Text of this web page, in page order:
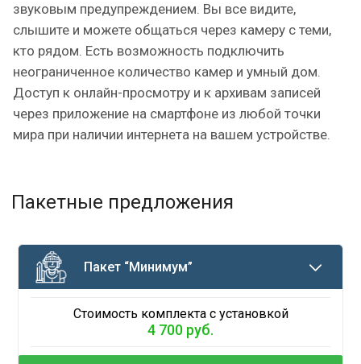
звуковым предупреждением. Вы все видите,
слышите и можете общаться через камеру с теми,
кто рядом. Есть возможность подключить
неограниченное количество камер и умный дом.
Доступ к онлайн-просмотру и к архивам записей
через приложение на смартфоне из любой точки
мира при наличии интернета на вашем устройстве.
Пакетные предложения
Пакет “Минимум”
Стоимость комплекта с установкой
4 700 руб.